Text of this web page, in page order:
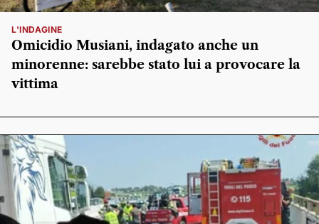
L'INDAGINE
Omicidio Musiani, indagato anche un
minorenne: sarebbe stato lui a provocare la
vittima